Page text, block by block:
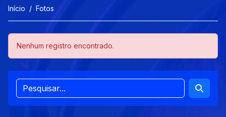
Início Fotos
Nenhum registro encontrado.